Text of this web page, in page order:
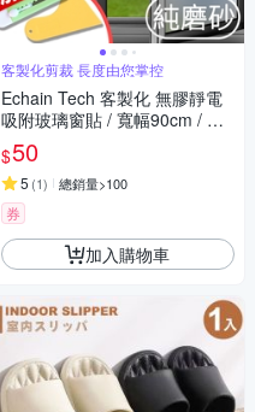
客製化剪裁 長度由您掌控
Echain Tech 客製化 無膠靜電
吸附玻璃窗貼 / 寬幅90cm / 每
單位10cm / 共9款
$50
5 (1) 總銷量>100
券
加入購物車